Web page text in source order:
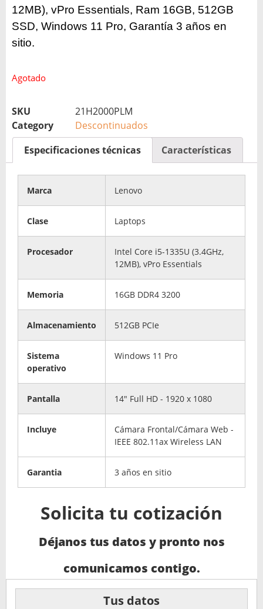
12MB), vPro Essentials, Ram 16GB, 512GB
SSD, Windows 11 Pro, Garantía 3 años en
sitio.
Agotado
SKU
21H2000PLM
Category
Descontinuados
Especificaciones técnicas
Características
Marca Lenovo
Clase Laptops
Procesador
Intel Core i5-1335U (3.4GHz,
12MB), vPro Essentials
Memoria 16GB DDR4 3200
Almacenamiento 512GB PCIe
Sistema
operativo
Windows 11 Pro
Pantalla 14" Full HD - 1920 x 1080
Incluye
Cámara Frontal/Cámara Web -
IEEE 802.11ax Wireless LAN
Garantia 3 años en sitio
Solicita tu cotización
Déjanos tus datos y pronto nos
comunicamos contigo.
Tus datos